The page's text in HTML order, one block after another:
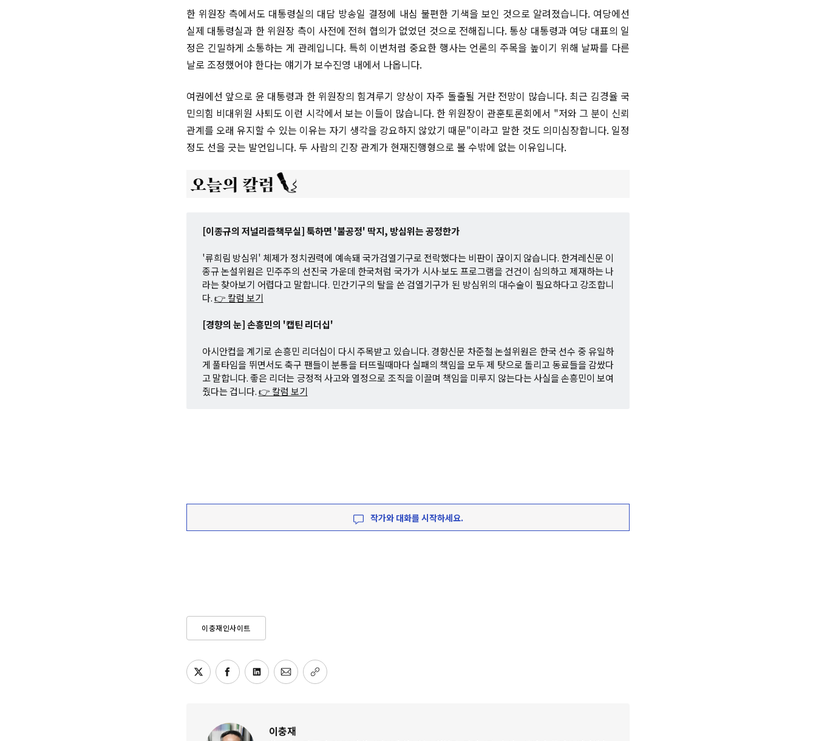
한 위원장 측에서도 대통령실의 대담 방송일 결정에 내심 불편한 기색을 보인 것으로 알려졌습니다. 여당에선
실제 대통령실과 한 위원장 측이 사전에 전혀 협의가 없었던 것으로 전해집니다. 통상 대통령과 여당 대표의 일
정은 긴밀하게 소통하는 게 관례입니다. 특히 이번처럼 중요한 행사는 언론의 주목을 높이기 위해 날짜를 다른
날로 조정했어야 한다는 얘기가 보수진영 내에서 나옵니다.
여권에선 앞으로 윤 대통령과 한 위원장의 힘겨루기 양상이 자주 돌출될 거란 전망이 많습니다. 최근 김경율 국
민의힘 비대위원 사퇴도 이런 시각에서 보는 이들이 많습니다. 한 위원장이 관훈토론회에서 "저와 그 분이 신뢰
관계를 오래 유지할 수 있는 이유는 자기 생각을 강요하지 않았기 때문"이라고 말한 것도 의미심장합니다. 일정
정도 선을 긋는 발언입니다. 두 사람의 긴장 관계가 현재진행형으로 볼 수밖에 없는 이유입니다.
[이종규의 저널리즘책무실] 툭하면 '불공정' 딱지, 방심위는 공정한가
'류희림 방심위' 체제가 정치권력에 예속돼 국가검열기구로 전락했다는 비판이 끊이지 않습니다. 한겨레신문 이
종규 논설위원은 민주주의 선진국 가운데 한국처럼 국가가 시사∙보도 프로그램을 건건이 심의하고 제재하는 나
라는 찾아보기 어렵다고 말합니다. 민간기구의 탈을 쓴 검열기구가 된 방심위의 대수술이 필요하다고 강조합니
다.👉 칼럼 보기
[경향의 눈] 손흥민의 '캡틴 리더십'
아시안컵을 계기로 손흥민 리더십이 다시 주목받고 있습니다. 경향신문 차준철 논설위원은 한국 선수 중 유일하
게 풀타임을 뛰면서도 축구 팬들이 분통을 터뜨릴때마다 실패의 책임을 모두 제 탓으로 돌리고 동료들을 감쌌다
고 말합니다. 좋은 리더는 긍정적 사고와 열정으로 조직을 이끌며 책임을 미루지 않는다는 사실을 손흥민이 보여
줬다는 겁니다.👉 칼럼 보기
작가와 대화를 시작하세요.
이충재인사이트
이충재